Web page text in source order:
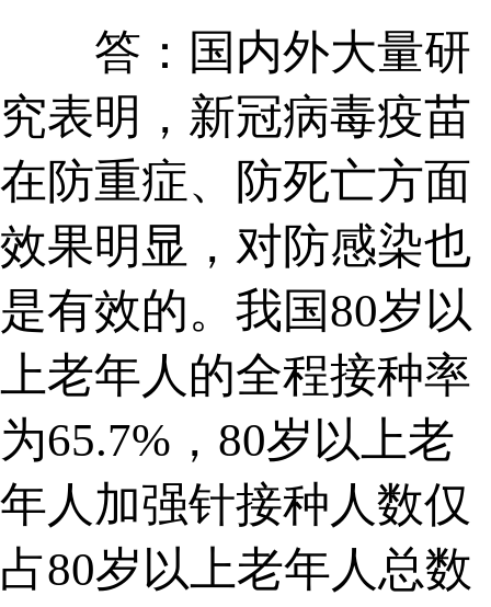
答：国内外大量研
究表明，新冠病毒疫苗
在防重症、防死亡方面
效果明显，对防感染也
是有效的。我国80岁以
上老年人的全程接种率
为65.7%，80岁以上老
年人加强针接种人数仅
占80岁以上老年人总数